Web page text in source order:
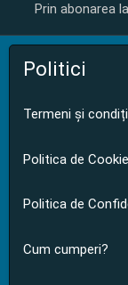
Prin abonarea
Politici
Termeni și
Politica de Cookie
Politica de
Cum cumperi?